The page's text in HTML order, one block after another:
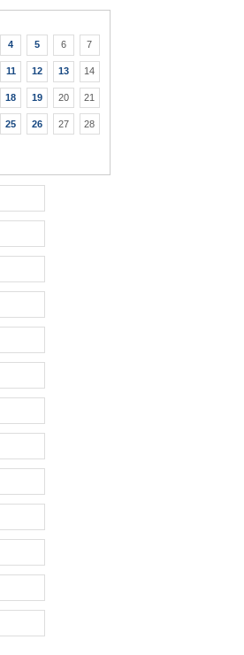
4 5 6 7
11 12 13 14
18 19 20 21
25 26 27 28